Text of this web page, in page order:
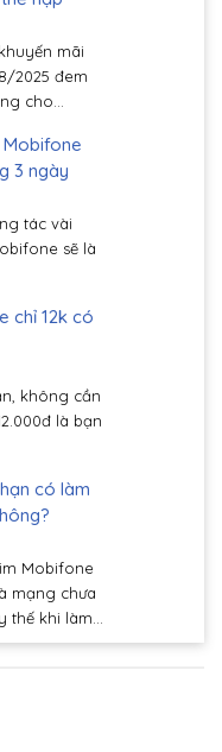
mãi
2025 đem
cho...
3 ngày
tác vài
sẽ là
chỉ 12k có
không cần
là bạn
có làm
Mobifone
mạng chưa
khi làm...